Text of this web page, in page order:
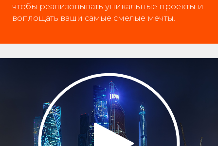
чтобы реализовывать уникальные проекты и
воплощать ваши самые смелые мечты.